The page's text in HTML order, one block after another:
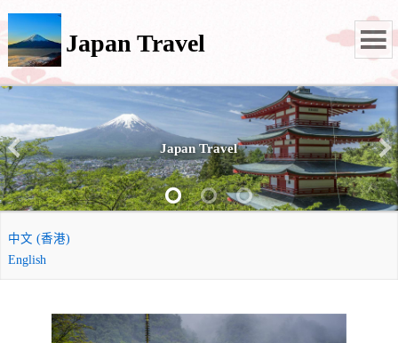
Japan Travel
Japan Travel
中文 (香港)
English